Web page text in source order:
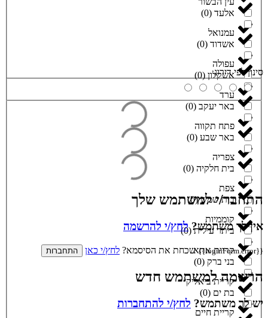
עמנואל
עפולה
ערד
פתח תקווה
צפריה
צפת
קוממיות
קריית אתא
קריית ביאליק
קריית חיים
אלעד (
0
)
אשדוד (
0
)
אשקלון(
0
)
באר יעקב (
0
)
באר שבע (
0
)
בית חלקיה (
0
)
בית שמש(
0
)
ביתר עילית(
0
)
בני ברק (
0
)
בת ים (
0
)
סינון לפי דירוג
התחבר/י למשתמש שלך
אין לך משתמש?לחץ/י להרשמה
{{loginForm.error}} שכחת את הסיסמא? לחץ/י כאן התחברות
הרשמה למשתמש חדש
יש לך משתמש? לחץ/י להתחברות